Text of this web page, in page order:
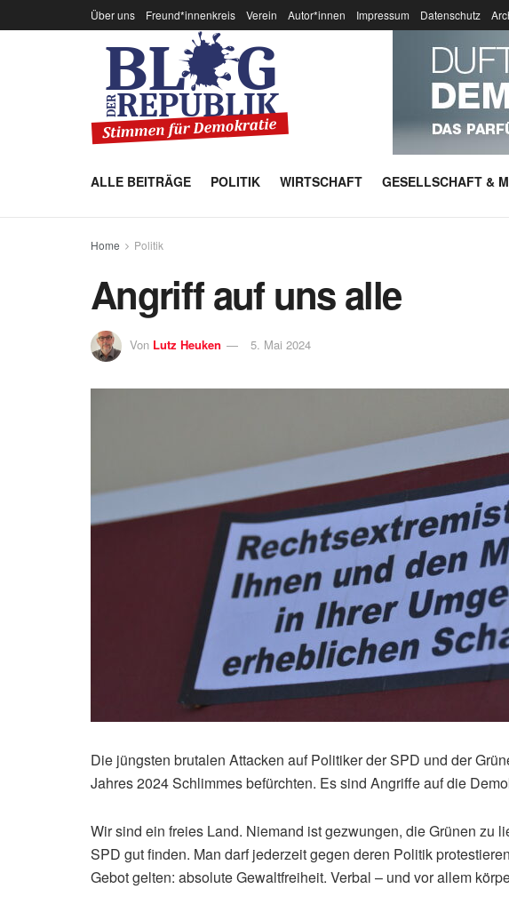
Über uns Freund*innenkreis Verein Autor*innen Impressum Datenschutz
ALLE BEITRÄGE POLITIK WIRTSCHAFT GESELLSCHAFT &
Home Politik
Angriff auf uns alle
Von Lutz Heuken 5. Mai 2024
Die jüngsten brutalen Attacken auf Politiker der SPD und der
Jahres 2024 Schlimmes befürchten. Es sind Angriffe auf die
Wir sind ein freies Land. Niemand ist gezwungen, die Grünen zu
SPD gut finden. Man darf jederzeit gegen deren Politik
Gebot gelten: absolute Gewaltfreiheit. Verbal – und vor allem